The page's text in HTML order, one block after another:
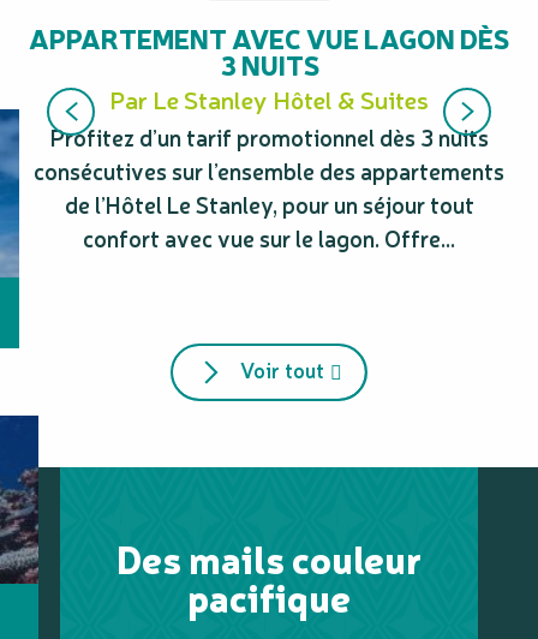
APPARTEMENT AVEC VUE LAGON DÈS
3 NUITS
Par Le Stanley Hôtel & Suites
Profitez d’un tarif promotionnel dès 3 nuits
consécutives sur l’ensemble des appartements
de l’Hôtel Le Stanley, pour un séjour tout
confort avec vue sur le lagon. Offre...
Voir tout
Des mails couleur
pacifique